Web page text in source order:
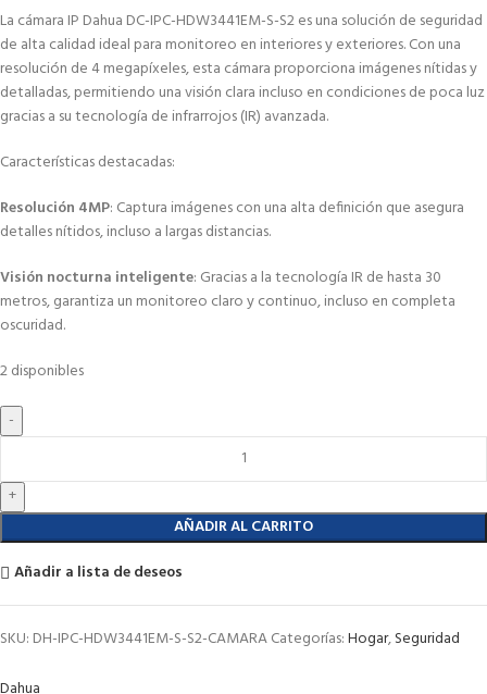
La cámara IP Dahua DC-IPC-HDW3441EM-S-S2 es una solución de seguridad
de alta calidad ideal para monitoreo en interiores y exteriores. Con una
resolución de 4 megapíxeles, esta cámara proporciona imágenes nítidas y
detalladas, permitiendo una visión clara incluso en condiciones de poca luz
gracias a su tecnología de infrarrojos (IR) avanzada.
Características destacadas:
Resolución 4MP: Captura imágenes con una alta definición que asegura
detalles nítidos, incluso a largas distancias.
Visión nocturna inteligente: Gracias a la tecnología IR de hasta 30
metros, garantiza un monitoreo claro y continuo, incluso en completa
oscuridad.
2 disponibles
AÑADIR AL CARRITO
Añadir a lista de deseos
SKU: DH-IPC-HDW3441EM-S-S2-CAMARACategorías:Hogar,Seguridad
Dahua